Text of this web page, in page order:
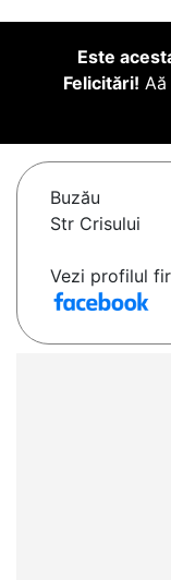
Este
Felicitări!
Buzău
Str Crisului
Vezi profilul